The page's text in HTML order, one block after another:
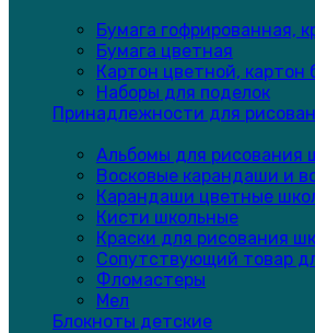
Бумага гофрированная,
Бумага цветная
Картон цветной, картон
Наборы для поделок
Принадлежности для
Альбомы для рисования
Восковые карандаши и
Карандаши цветные
Кисти школьные
Краски для рисования
Сопутствующий товар
Фломастеры
Мел
Блокноты детские